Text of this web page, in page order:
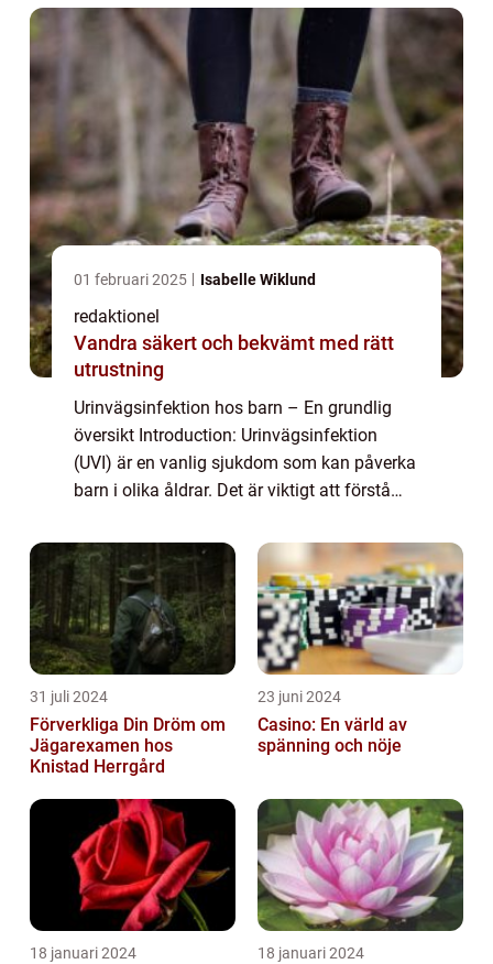
01 februari 2025 Isabelle Wiklund
redaktionel
Vandra säkert och bekvämt med rätt
utrustning
Urinvägsinfektion hos barn – En grundlig
översikt Introduction: Urinvägsinfektion
(UVI) är en vanlig sjukdom som kan påverka
barn i olika åldrar. Det är viktigt att förstå
typer som finns, samt vilka ...
31 juli 2024
Förverkliga Din Dröm om
Jägarexamen hos
Knistad Herrgård
23 juni 2024
Casino: En värld av
spänning och nöje
18 januari 2024 18 januari 2024